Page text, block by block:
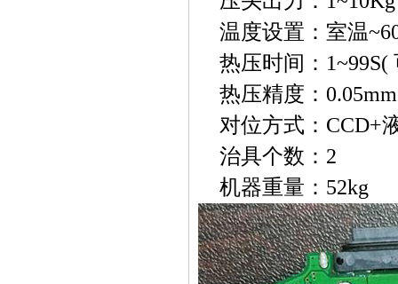
温度设置：室温
热压时间：1~99S(
热压精度：0.05mm
对位方式：CCD+
治具个数：2
机器重量：52kg